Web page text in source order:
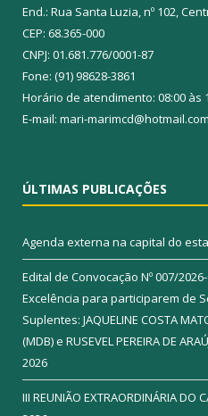
End.: Rua Santa Luzia, nº 102,
CEP: 68.365-000
CNPJ: 01.681.776/0001-87
Fone: (91) 98628-3861
Horário de atendimento: 08:00 às
E-mail: mari-marimcd@hotmail.com
ÚLTIMAS PUBLICAÇÕES
Agenda externa na capital do
Edital de Convocação Nº 007/
Excelência para participarem de
Suplentes: JAQUELINE COSTA
(MDB) e RUSEVEL PEREIRA DE
2026
III REUNIÃO EXTRAORDINÁRIA DO